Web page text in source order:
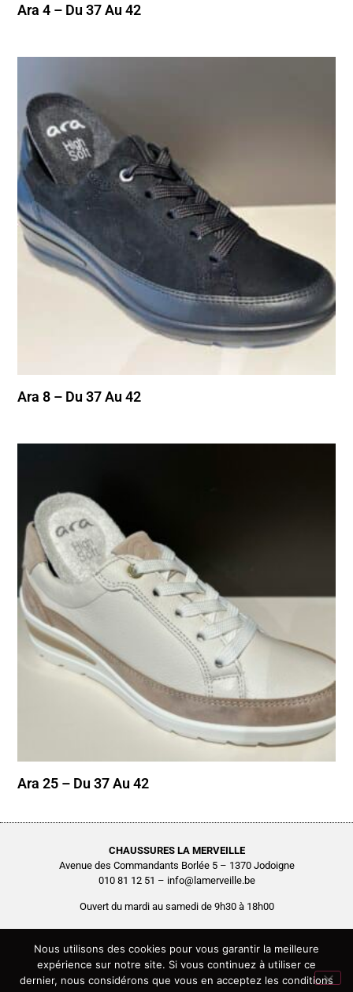
Ara 4 – Du 37 Au 42
Ara 8 – Du 37 Au 42
Ara 25 – Du 37 Au 42
CHAUSSURES LA MERVEILLE
Avenue des Commandants Borlée 5 – 1370 Jodoigne
010 81 12 51 – info@lamerveille.be
Ouvert du mardi au samedi de 9h30 à 18h00
Chaussures Quertémont SRL
BCE0416.261.048
Copyright © 2026 Chaussures La Merveille – Tous droits réservés
Site réalisé par
Nous utilisons des cookies pour vous garantir la meilleure
expérience sur notre site. Si vous continuez à utiliser ce
dernier, nous considérons que vous en acceptez les conditions